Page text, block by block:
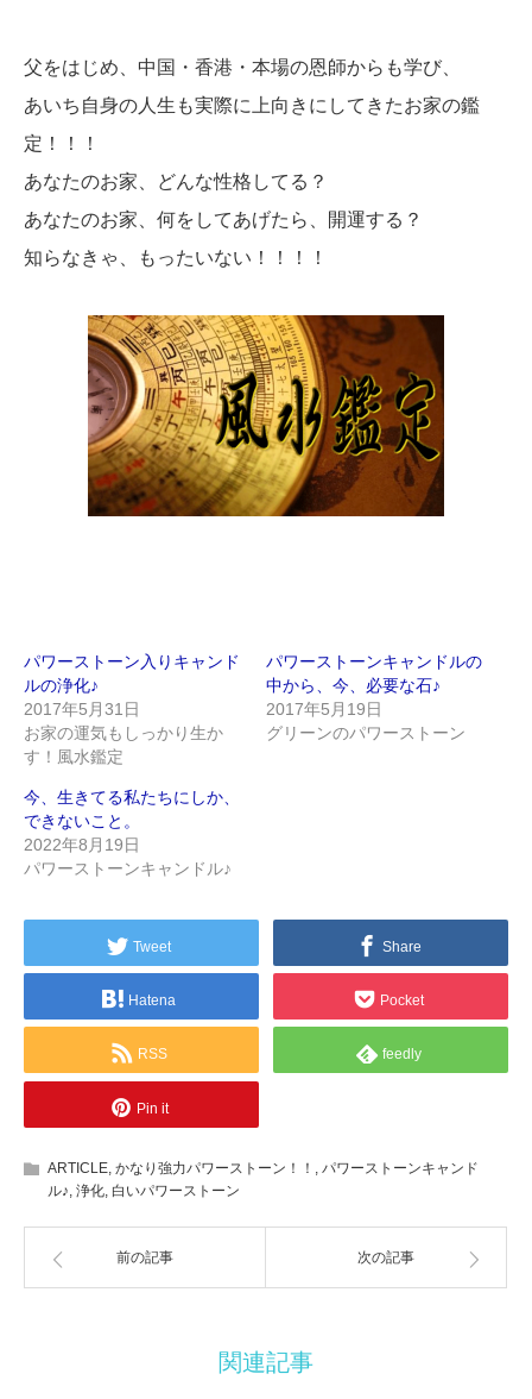
父をはじめ、中国・香港・本場の恩師からも学び、
あいち自身の人生も実際に上向きにしてきたお家の鑑
定！！！
あなたのお家、どんな性格してる？
あなたのお家、何をしてあげたら、開運する？
知らなきゃ、もったいない！！！！
パワーストーン入りキャンド
ルの浄化♪
2017年5月31日
お家の運気もしっかり生か
す！風水鑑定
パワーストーンキャンドルの
中から、今、必要な石♪
2017年5月19日
グリーンのパワーストーン
今、生きてる私たちにしか、
できないこと。
2022年8月19日
パワーストーンキャンドル♪
Tweet Share
Hatena Pocket
RSS feedly
Pin it
ARTICLE, かなり強力パワーストーン！！ , パワーストーンキャンド
ル♪, 浄化, 白いパワーストーン
前の記事 次の記事
関連記事